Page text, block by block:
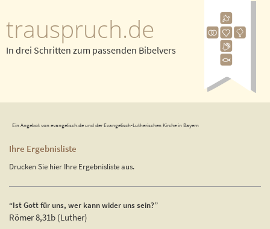
trauspruch.de
In drei Schritten zum passenden Bibelvers
Ein Angebot von evangelisch.de und der Evangelisch-Lutherischen Kirche in Bayern
Ihre Ergebnisliste
Drucken Sie hier Ihre Ergebnisliste aus.
“Ist Gott für uns, wer kann wider uns sein?”
Römer 8,31b (Luther)